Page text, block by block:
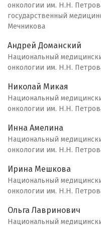
онкологии им. Н.Н.
государственный
Мечникова
Андрей Доманский
Национальный
онкологии им. Н.Н.
Николай Микая
Национальный
онкологии им. Н.Н.
Инна Амелина
Национальный
онкологии им. Н.Н.
Ирина Мешкова
Национальный
онкологии им. Н.Н.
Ольга Лавринович
Национальный